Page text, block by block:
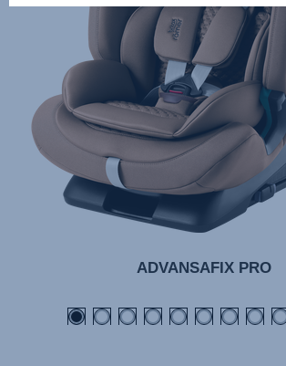
ADVANSAFIX PRO